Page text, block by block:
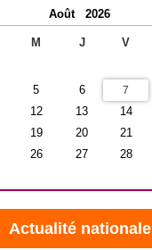
Août 2026
M J V
5 6 7
12 13 14
19 20 21
26 27 28
Actualité nationale